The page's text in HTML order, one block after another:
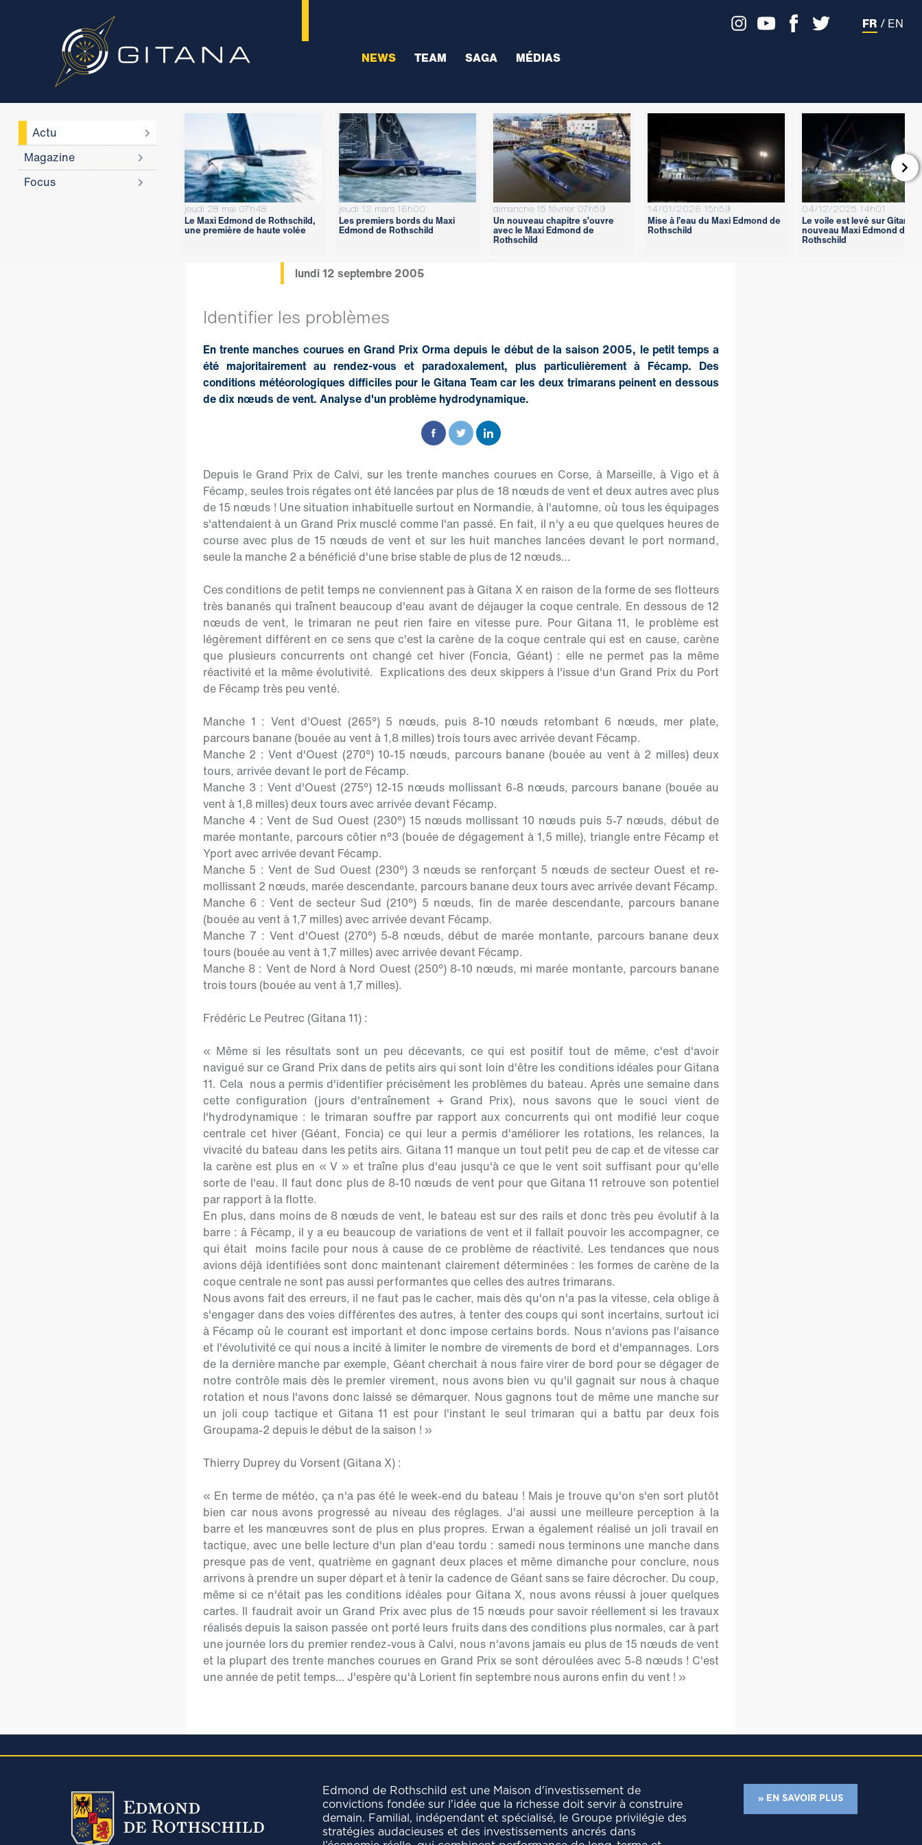
NEWS TEAM SAGA MÉDIAS
FR / EN
Actu
Magazine
Focus
jeudi 28 mai 07h48
Le Maxi Edmond de Rothschild,
une première de haute volée
jeudi 12 mars 16h00
Les premiers bords du Maxi
Edmond de Rothschild
dimanche 15 février 07h59
Un nouveau chapitre s’ouvre
avec le Maxi Edmond de
Rothschild
14/01/2026 15h59
Mise à l’eau du Maxi Edmond de
Rothschild
04/12/2025 14h01
Le voile est levé sur Gitana
nouveau Maxi Edmond de
Rothschild

lundi 12 septembre 2005
Identifier les problèmes
En trente manches courues en Grand Prix Orma depuis le début de la saison 2005, le petit temps a
été majoritairement au rendez-vous et paradoxalement, plus particulièrement à Fécamp. Des
conditions météorologiques difficiles pour le Gitana Team car les deux trimarans peinent en dessous
de dix nœuds de vent. Analyse d'un problème hydrodynamique.
Depuis le Grand Prix de Calvi, sur les trente manches courues en Corse, à Marseille, à Vigo et à
Fécamp, seules trois régates ont été lancées par plus de 18 nœuds de vent et deux autres avec plus
de 15 nœuds ! Une situation inhabituelle surtout en Normandie, à l'automne, où tous les équipages
s'attendaient à un Grand Prix musclé comme l'an passé. En fait, il n'y a eu que quelques heures de
course avec plus de 15 nœuds de vent et sur les huit manches lancées devant le port normand,
seule la manche 2 a bénéficié d'une brise stable de plus de 12 nœuds…
Ces conditions de petit temps ne conviennent pas à Gitana X en raison de la forme de ses flotteurs
très bananés qui traînent beaucoup d'eau avant de déjauger la coque centrale. En dessous de 12
nœuds de vent, le trimaran ne peut rien faire en vitesse pure. Pour Gitana 11, le problème est
légèrement différent en ce sens que c'est la carène de la coque centrale qui est en cause, carène
que plusieurs concurrents ont changé cet hiver (Foncia, Géant) : elle ne permet pas la même
réactivité et la même évolutivité. Explications des deux skippers à l'issue d'un Grand Prix du Port
de Fécamp très peu venté.
Manche 1 : Vent d'Ouest (265°) 5 nœuds, puis 8-10 nœuds retombant 6 nœuds, mer plate,
parcours banane (bouée au vent à 1,8 milles) trois tours avec arrivée devant Fécamp.
Manche 2 : Vent d'Ouest (270°) 10-15 nœuds, parcours banane (bouée au vent à 2 milles) deux
tours, arrivée devant le port de Fécamp.
Manche 3 : Vent d'Ouest (275°) 12-15 nœuds mollissant 6-8 nœuds, parcours banane (bouée au
vent à 1,8 milles) deux tours avec arrivée devant Fécamp.
Manche 4 : Vent de Sud Ouest (230°) 15 nœuds mollissant 10 nœuds puis 5-7 nœuds, début de
marée montante, parcours côtier n°3 (bouée de dégagement à 1,5 mille), triangle entre Fécamp et
Yport avec arrivée devant Fécamp.
Manche 5 : Vent de Sud Ouest (230°) 3 nœuds se renforçant 5 nœuds de secteur Ouest et re-
mollissant 2 nœuds, marée descendante, parcours banane deux tours avec arrivée devant Fécamp.
Manche 6 : Vent de secteur Sud (210°) 5 nœuds, fin de marée descendante, parcours banane
(bouée au vent à 1,7 milles) avec arrivée devant Fécamp.
Manche 7 : Vent d'Ouest (270°) 5-8 nœuds, début de marée montante, parcours banane deux
tours (bouée au vent à 1,7 milles) avec arrivée devant Fécamp.
Manche 8 : Vent de Nord à Nord Ouest (250°) 8-10 nœuds, mi marée montante, parcours banane
trois tours (bouée au vent à 1,7 milles).
Frédéric Le Peutrec (Gitana 11) :
« Même si les résultats sont un peu décevants, ce qui est positif tout de même, c'est d'avoir
navigué sur ce Grand Prix dans de petits airs qui sont loin d'être les conditions idéales pour Gitana
11. Cela nous a permis d'identifier précisément les problèmes du bateau. Après une semaine dans
cette configuration (jours d'entraînement + Grand Prix), nous savons que le souci vient de
l'hydrodynamique : le trimaran souffre par rapport aux concurrents qui ont modifié leur coque
centrale cet hiver (Géant, Foncia) ce qui leur a permis d'améliorer les rotations, les relances, la
vivacité du bateau dans les petits airs. Gitana 11 manque un tout petit peu de cap et de vitesse car
la carène est plus en « V » et traîne plus d'eau jusqu'à ce que le vent soit suffisant pour qu'elle
sorte de l'eau. Il faut donc plus de 8-10 nœuds de vent pour que Gitana 11 retrouve son potentiel
par rapport à la flotte.
En plus, dans moins de 8 nœuds de vent, le bateau est sur des rails et donc très peu évolutif à la
barre : à Fécamp, il y a eu beaucoup de variations de vent et il fallait pouvoir les accompagner, ce
qui était moins facile pour nous à cause de ce problème de réactivité. Les tendances que nous
avions déjà identifiées sont donc maintenant clairement déterminées : les formes de carène de la
coque centrale ne sont pas aussi performantes que celles des autres trimarans.
Nous avons fait des erreurs, il ne faut pas le cacher, mais dès qu'on n'a pas la vitesse, cela oblige à
s'engager dans des voies différentes des autres, à tenter des coups qui sont incertains, surtout ici
à Fécamp où le courant est important et donc impose certains bords. Nous n'avions pas l'aisance
et l'évolutivité ce qui nous a incité à limiter le nombre de virements de bord et d'empannages. Lors
de la dernière manche par exemple, Géant cherchait à nous faire virer de bord pour se dégager de
notre contrôle mais dès le premier virement, nous avons bien vu qu'il gagnait sur nous à chaque
rotation et nous l'avons donc laissé se démarquer. Nous gagnons tout de même une manche sur
un joli coup tactique et Gitana 11 est pour l'instant le seul trimaran qui a battu par deux fois
Groupama-2 depuis le début de la saison ! »
Thierry Duprey du Vorsent (Gitana X) :
« En terme de météo, ça n'a pas été le week-end du bateau ! Mais je trouve qu'on s'en sort plutôt
bien car nous avons progressé au niveau des réglages. J'ai aussi une meilleure perception à la
barre et les manœuvres sont de plus en plus propres. Erwan a également réalisé un joli travail en
tactique, avec une belle lecture d'un plan d'eau tordu : samedi nous terminons une manche dans
presque pas de vent, quatrième en gagnant deux places et même dimanche pour conclure, nous
arrivons à prendre un super départ et à tenir la cadence de Géant sans se faire décrocher. Du coup,
même si ce n'était pas les conditions idéales pour Gitana X, nous avons réussi à jouer quelques
cartes. Il faudrait avoir un Grand Prix avec plus de 15 nœuds pour savoir réellement si les travaux
réalisés depuis la saison passée ont porté leurs fruits dans des conditions plus normales, car à part
une journée lors du premier rendez-vous à Calvi, nous n'avons jamais eu plus de 15 nœuds de vent
et la plupart des trente manches courues en Grand Prix se sont déroulées avec 5-8 nœuds ! C'est
une année de petit temps… J'espère qu'à Lorient fin septembre nous aurons enfin du vent ! »
Edmond de Rothschild est une Maison d'investissement de
convictions fondée sur l'idée que la richesse doit servir à construire
demain. Familial, indépendant et spécialisé, le Groupe privilégie des
stratégies audacieuses et des investissements ancrés dans
» EN SAVOIR PLUS